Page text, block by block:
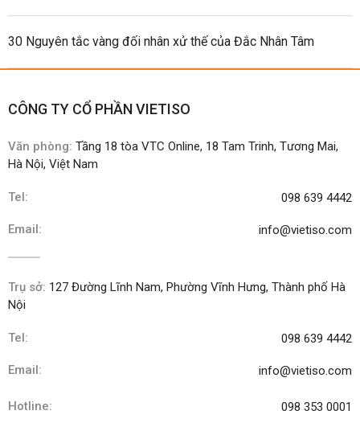
30 Nguyên tắc vàng đối nhân xử thế của Đắc Nhân Tâm
CÔNG TY CỔ PHẦN VIETISO
Văn phòng: Tầng 18 tòa VTC Online, 18 Tam Trinh, Tương Mai,
Hà Nội, Việt Nam
Tel: 098 639 4442
Email: info@vietiso.com
Trụ sở: 127 Đường Lĩnh Nam, Phường Vĩnh Hưng, Thành phố Hà
Nội
Tel: 098 639 4442
Email: info@vietiso.com
Hotline: 098 353 0001